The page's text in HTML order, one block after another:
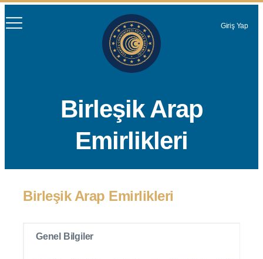
Giriş Yap
Birleşik Arap
Emirlikleri
Birleşik Arap Emirlikleri
Genel Bilgiler